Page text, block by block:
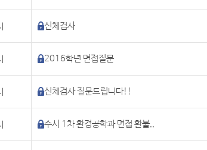
신체검사
2016학년 면접질문
신체검사 질문드립니다!!
수시 1차 환경공학과 면접 환불..